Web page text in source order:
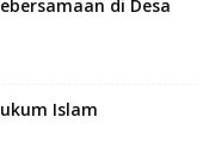
di Desa
Islam